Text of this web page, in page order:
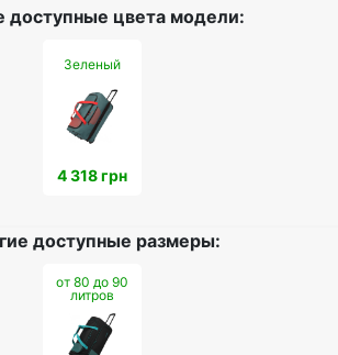
доступные цвета модели:
Зеленый
4 318 грн
доступные размеры:
от 80 до 90
литров